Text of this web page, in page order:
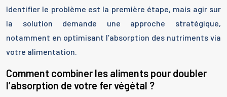
Identifier le problème est la première étape, mais agir sur
la solution demande une approche stratégique,
notamment en optimisant l’absorption des nutriments via
votre alimentation.
Comment combiner les aliments pour doubler
l’absorption de votre fer végétal ?